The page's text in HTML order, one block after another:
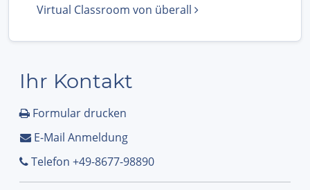
Virtual Classroom von überall
Ihr Kontakt
Formular drucken
E-Mail Anmeldung
Telefon +49-8677-98890